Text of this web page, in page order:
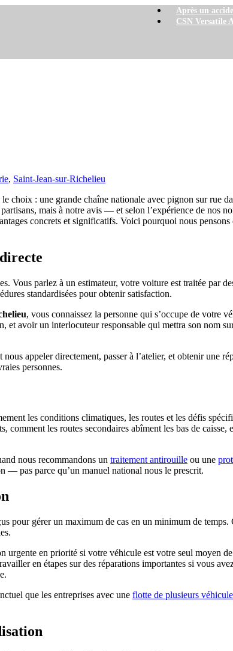
Après un
CSN Versatile
, Saint-Jean-sur-Richelieu
choix : une grande chaîne nationale avec pignon sur rue
mais à notre avis — et selon l’expérience de nos
concrets et significatifs. Voici pourquoi nous
Vous parlez à un estimateur, votre voiture est traitée par
standardisées pour obtenir satisfaction.
, vous connaissez la personne qui s’occupe de votre
et avoir un interlocuteur responsable qui mettra son nom
appeler directement, passer à l’atelier, et obtenir une
personnes.
les conditions climatiques, les routes et les défis
comment les routes secondaires abîment les bas de caisse,
nous recommandons un traitement antirouille ou une
— pas parce qu’un manuel national nous le prescrit.
pour gérer un maximum de cas en un minimum de temps.
urgente en priorité si votre véhicule est votre seul moyen
en étapes sur des réparations importantes si vous
que les entreprises avec une flotte de plusieurs